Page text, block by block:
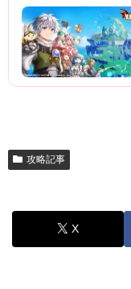
攻略記事
X